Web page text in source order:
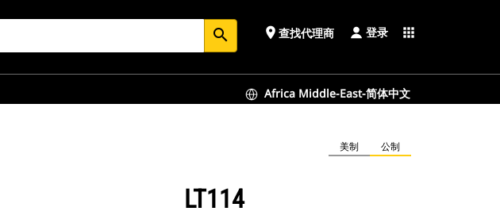
search place 查找代理商 登录 apps
Africa Middle-East-简体中文
美制 公制
LT114